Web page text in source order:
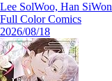
Lee SolWoo, Han SiWon
Full Color Comics
2026/08/18